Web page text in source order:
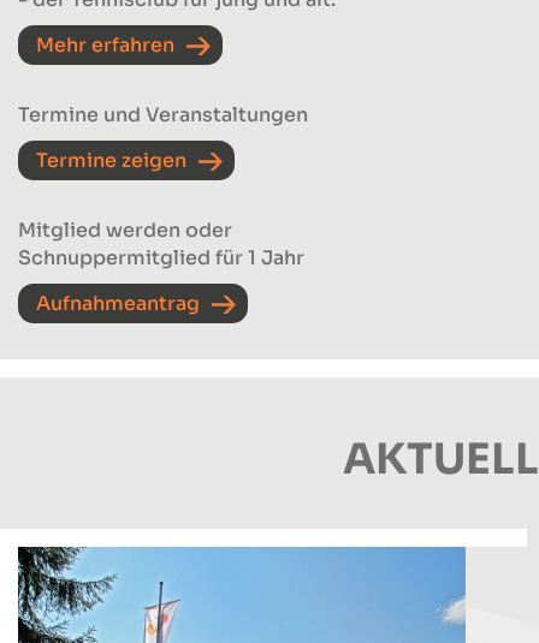
Mehr erfahren
Termine und Veranstaltungen
Termine zeigen
Mitglied werden oder
Schnuppermitglied für 1 Jahr
Aufnahmeantrag
AKTUELL